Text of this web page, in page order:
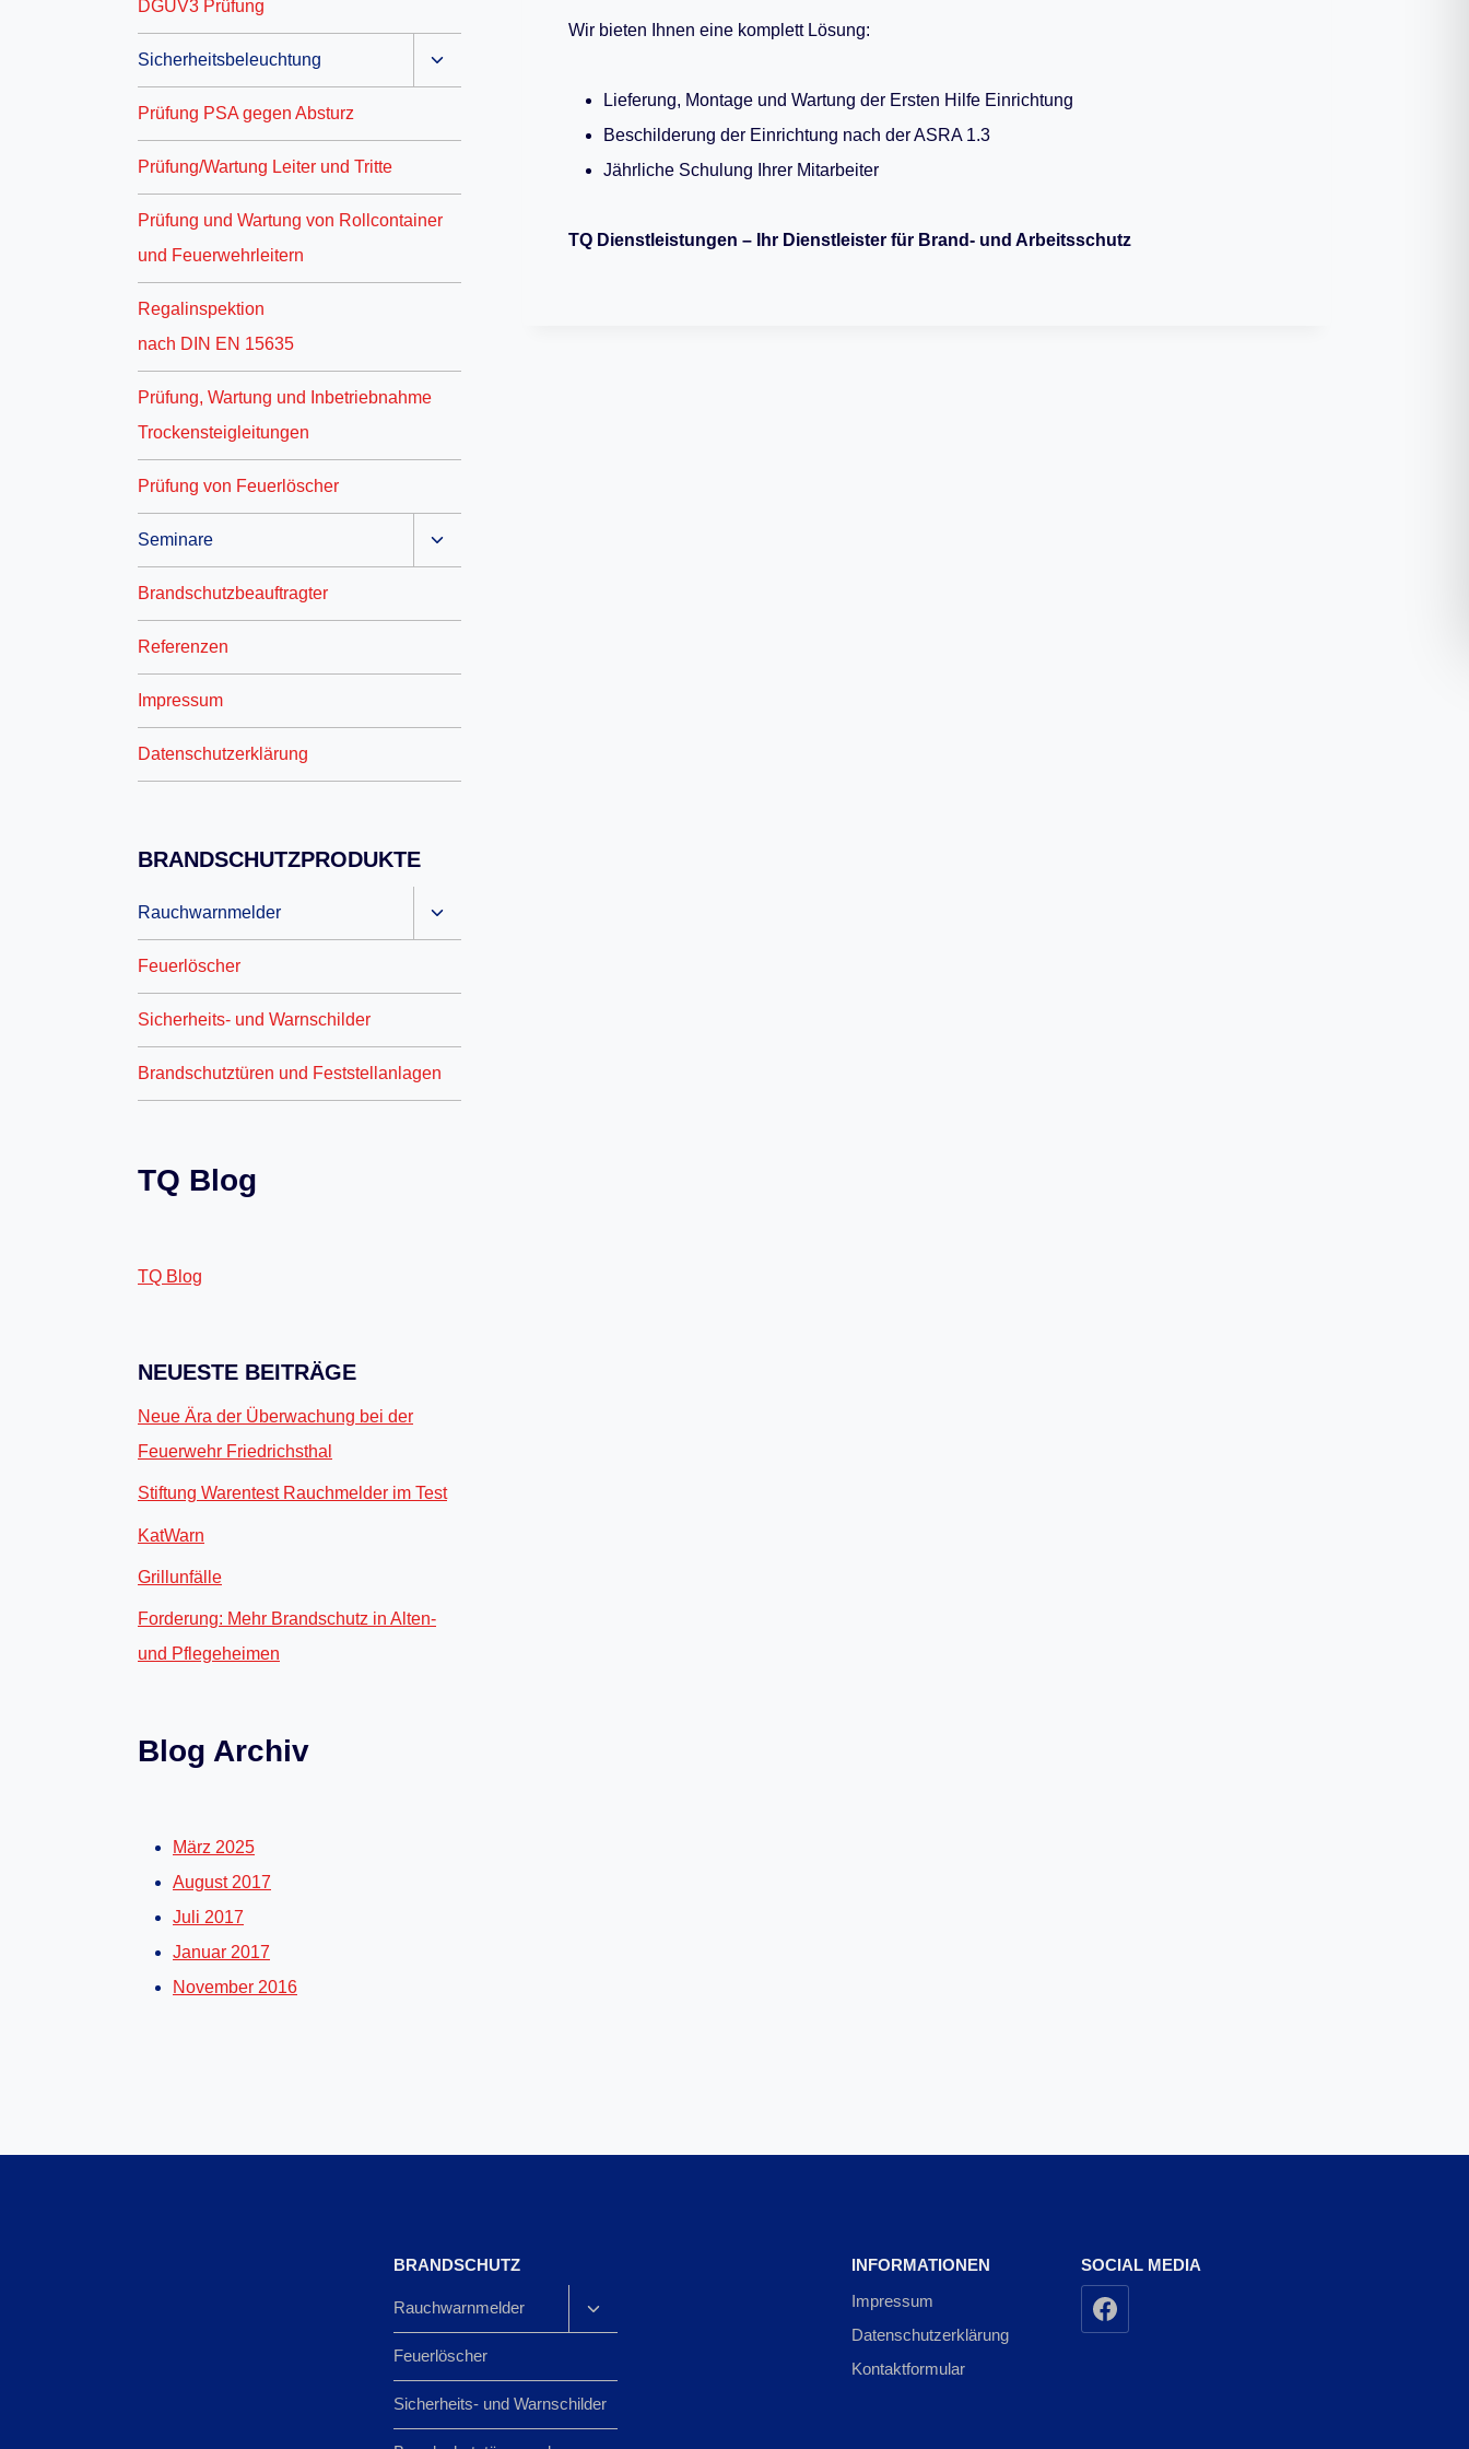
Wir bieten Ihnen eine komplett Lösung:
Lieferung, Montage und Wartung der Ersten Hilfe Einrichtung
Beschilderung der Einrichtung nach der ASRA 1.3
Jährliche Schulung Ihrer Mitarbeiter
TQ Dienstleistungen – Ihr Dienstleister für Brand- und Arbeitsschutz
DGUV3 Prüfung
Sicherheitsbeleuchtung
Prüfung PSA gegen Absturz
Prüfung/Wartung Leiter und Tritte
Prüfung und Wartung von Rollcontainer
und Feuerwehrleitern
Regalinspektion
nach DIN EN 15635
Prüfung, Wartung und Inbetriebnahme
Trockensteigleitungen
Prüfung von Feuerlöscher
Seminare
Brandschutzbeauftragter
Referenzen
Impressum
Datenschutzerklärung
BRANDSCHUTZPRODUKTE
Rauchwarnmelder
Feuerlöscher
Sicherheits- und Warnschilder
Brandschutztüren und Feststellanlagen
TQ Blog
TQ Blog
NEUESTE BEITRÄGE
Neue Ära der Überwachung bei der
Feuerwehr Friedrichsthal
Stiftung Warentest Rauchmelder im Test
KatWarn
Grillunfälle
Forderung: Mehr Brandschutz in Alten-
und Pflegeheimen
Blog Archiv
März 2025
August 2017
Juli 2017
Januar 2017
November 2016
BRANDSCHUTZ
Rauchwarnmelder
Feuerlöscher
Sicherheits- und Warnschilder
INFORMATIONEN
Impressum
Datenschutzerklärung
Kontaktformular
SOCIAL MEDIA